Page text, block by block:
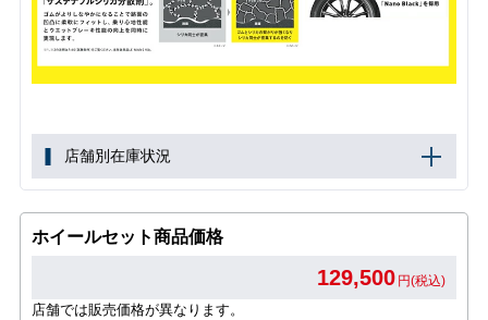
店舗別在庫状況
ホイールセット商品価格
129,500 円(税込)
店舗では販売価格が異なります。